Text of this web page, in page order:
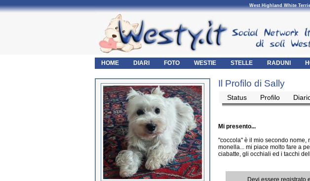
West Highland White
HOME DIARI FOTO WESTIE STELLE RADUNI
Il Profilo di Sally
Status Profilo
Mi presento...
"coccola" è il mio secondo nome,
monella... mi piace molto fare a
ciabatte, gli occhiali ed i tacchi
Devi essere registrato